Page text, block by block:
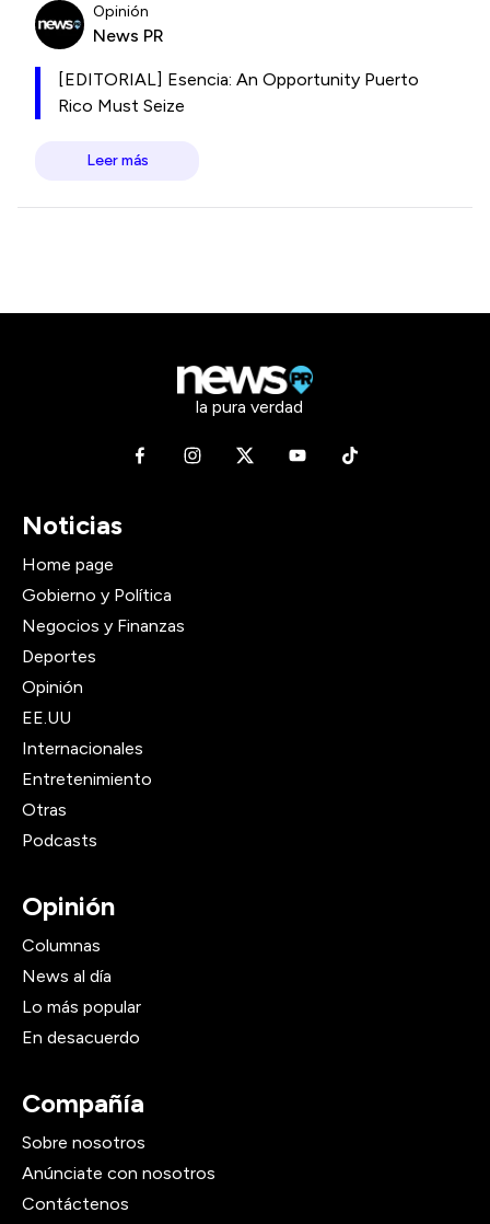
Opinión
News PR
[EDITORIAL] Esencia: An Opportunity Puerto
Rico Must Seize
Leer más
la pura verdad
Noticias
Home page
Gobierno y Política
Negocios y Finanzas
Deportes
Opinión
EE.UU
Internacionales
Entretenimiento
Otras
Podcasts
Opinión
Columnas
News al día
Lo más popular
En desacuerdo
Compañía
Sobre nosotros
Anúnciate con nosotros
Contáctenos